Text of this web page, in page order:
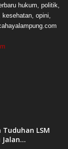
hukum, politik,
opini,
LSM